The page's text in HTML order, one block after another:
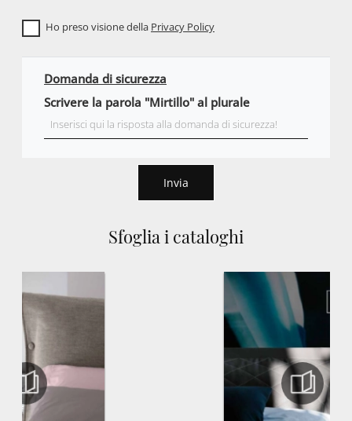
Sfoglia i cataloghi
Ho preso visione della Privacy Policy
Domanda di sicurezza
Scrivere la parola "Mirtillo" al plurale
Invia